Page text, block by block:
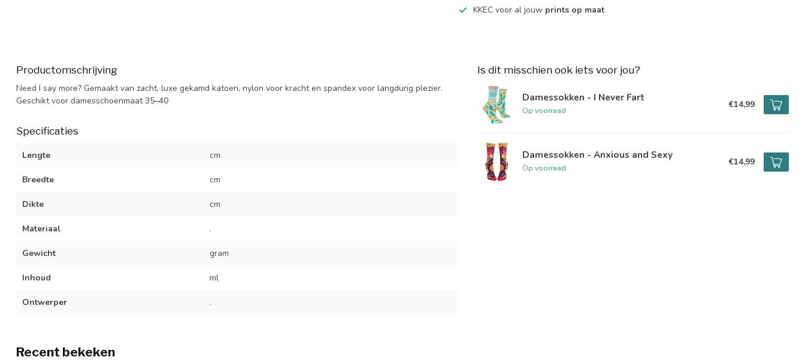
KKEC voor al jouw prints op maat
Productomschrijving
Need I say more? Gemaakt van zacht, luxe gekamd katoen, nylon voor kracht en spandex voor langdurig plezier.
Geschikt voor damesschoenmaat 35–40
Specificaties
Lengte cm
Breedte cm
Dikte cm
Materiaal .
Gewicht gram
Inhoud ml
Ontwerper .
Is dit misschien ook iets voor jou?
Damessokken - I Never Fart
Op voorraad
€14,99
Damessokken - Anxious and Sexy
Op voorraad
€14,99
Recent bekeken